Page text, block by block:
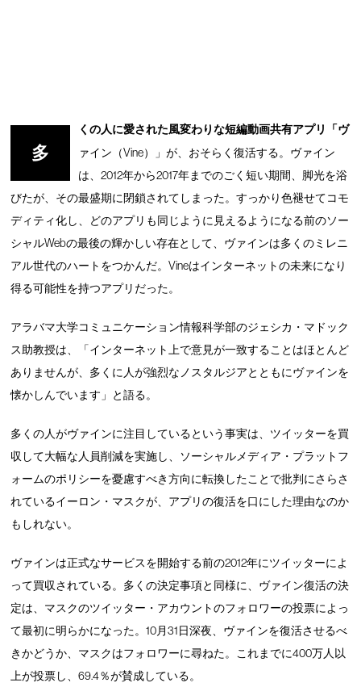
多
くの人に愛された風変わりな短編動画共有アプリ「ヴ
ァイン（Vine）」が、おそらく復活する。ヴァイン
は、2012年から2017年までのごく短い期間、脚光を浴
びたが、その最盛期に閉鎖されてしまった。すっかり色褪せてコモ
ディティ化し、どのアプリも同じように見えるようになる前のソー
シャルWebの最後の輝かしい存在として、ヴァインは多くのミレニ
アル世代のハートをつかんだ。Vineはインターネットの未来になり
得る可能性を持つアプリだった。
アラバマ大学コミュニケーション情報科学部のジェシカ・マドック
ス助教授は、「インターネット上で意見が一致することはほとんど
ありませんが、多くに人が強烈なノスタルジアとともにヴァインを
懐かしんでいます」と語る。
多くの人がヴァインに注目しているという事実は、ツイッターを買
収して大幅な人員削減を実施し、ソーシャルメディア・プラットフ
ォームのポリシーを憂慮すべき方向に転換したことで批判にさらさ
れているイーロン・マスクが、アプリの復活を口にした理由なのか
もしれない。
ヴァインは正式なサービスを開始する前の2012年にツイッターによ
って買収されている。多くの決定事項と同様に、ヴァイン復活の決
定は、マスクのツイッター・アカウントのフォロワーの投票によっ
て最初に明らかになった。10月31日深夜、ヴァインを復活させるべ
きかどうか、マスクはフォロワーに尋ねた。これまでに400万人以
上が投票し、69.4％が賛成している。